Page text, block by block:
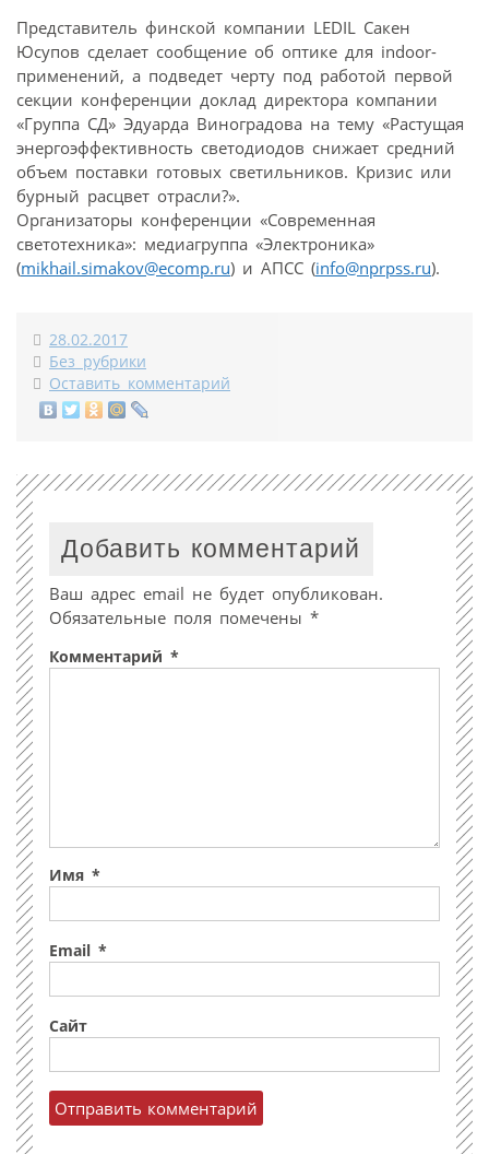
Представитель финской компании LEDIL Сакен
Юсупов сделает сообщение об оптике для indoor-
применений, а подведет черту под работой первой
секции конференции доклад директора компании
«Группа СД» Эдуарда Виноградова на тему «Растущая
энергоэффективность светодиодов снижает средний
объем поставки готовых светильников. Кризис или
бурный расцвет отрасли?».
Организаторы конференции «Современная
светотехника»: медиагруппа «Электроника»
(mikhail.simakov@ecomp.ru) и АПСС (info@nprpss.ru).
28.02.2017
Без рубрики
Оставить комментарий
Добавить комментарий
Ваш адрес email не будет опубликован.
Обязательные поля помечены *
Комментарий *
Имя *
Email *
Сайт